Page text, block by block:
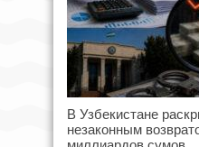
В Узбекистане
незаконным